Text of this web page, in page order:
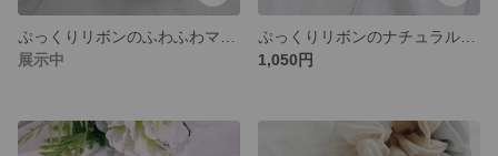
展示中
1,050円